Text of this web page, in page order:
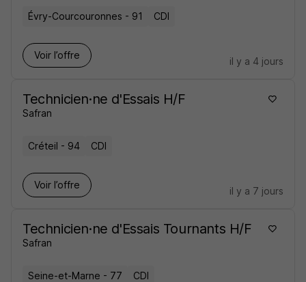
Évry-Courcouronnes - 91 CDI
Voir l’offre
il y a 4 jours
Technicien·ne d'Essais H/F
Safran
Créteil - 94 CDI
Voir l’offre
il y a 7 jours
Technicien·ne d'Essais Tournants H/F
Safran
Seine-et-Marne - 77 CDI